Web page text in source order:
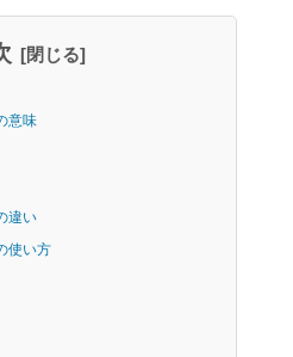
意味
違い
使い方